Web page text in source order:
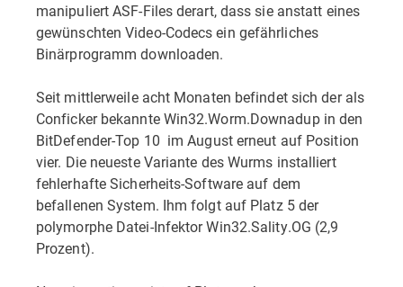
manipuliert ASF-Files derart, dass sie anstatt eines
gewünschten Video-Codecs ein gefährliches
Binärprogramm downloaden.
Seit mittlerweile acht Monaten befindet sich der als
Conficker bekannte Win32.Worm.Downadup in den
BitDefender-Top 10  im August erneut auf Position
vier. Die neueste Variante des Wurms installiert
fehlerhafte Sicherheits-Software auf dem
befallenen System. Ihm folgt auf Platz 5 der
polymorphe Datei-Infektor Win32.Sality.OG (2,9
Prozent).